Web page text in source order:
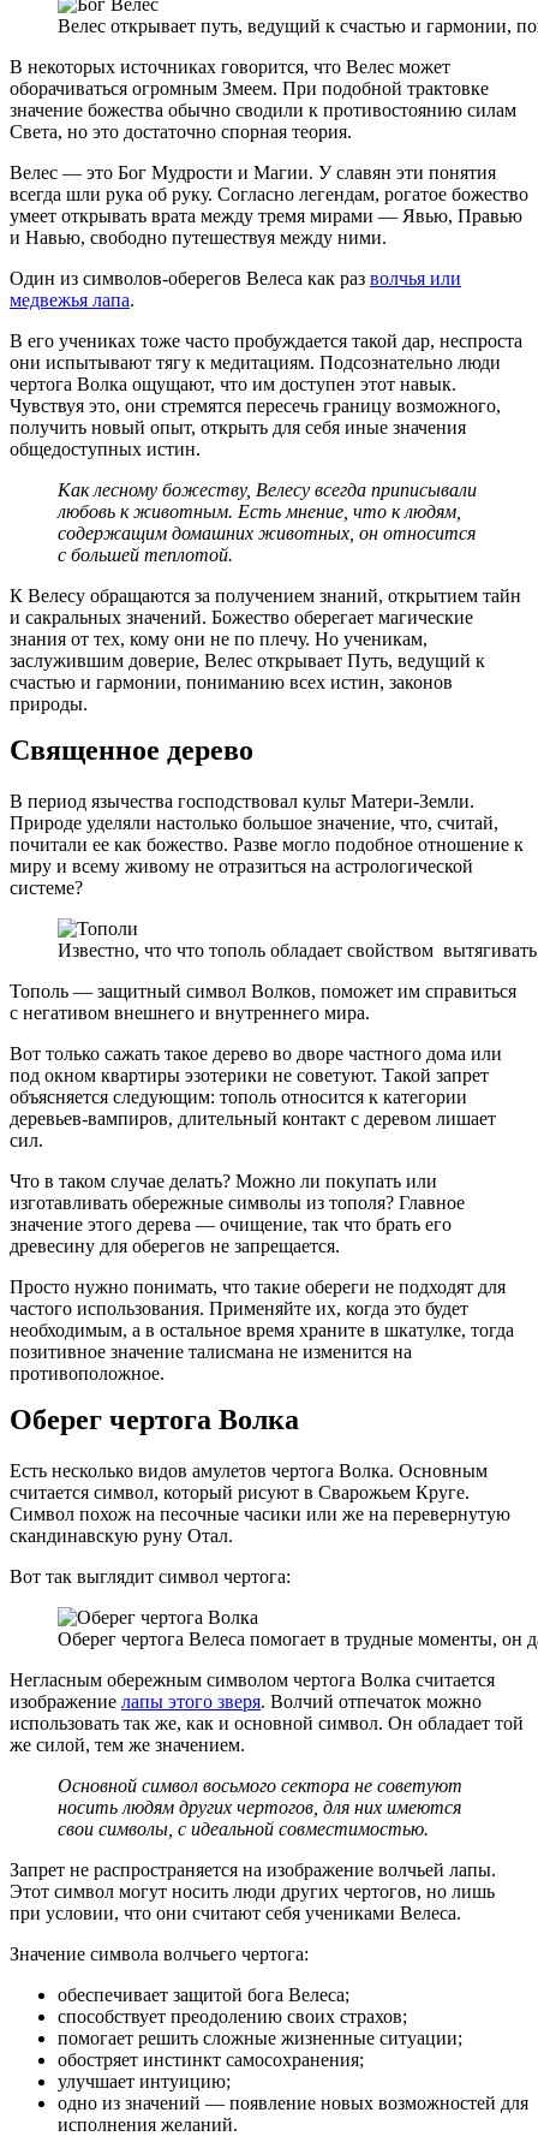
Велес открывает путь, ведущий к счастью и гармонии,
В некоторых источниках говорится, что Велес может
оборачиваться огромным Змеем. При подобной трактовке
значение божества обычно сводили к противостоянию силам
Света, но это достаточно спорная теория.
Велес — это Бог Мудрости и Магии. У славян эти понятия
всегда шли рука об руку. Согласно легендам, рогатое божество
умеет открывать врата между тремя мирами — Явью, Правью
и Навью, свободно путешествуя между ними.
Один из символов-оберегов Велеса как раз волчья или
медвежья лапа.
В его учениках тоже часто пробуждается такой дар, неспроста
они испытывают тягу к медитациям. Подсознательно люди
чертога Волка ощущают, что им доступен этот навык.
Чувствуя это, они стремятся пересечь границу возможного,
получить новый опыт, открыть для себя иные значения
общедоступных истин.
Как лесному божеству, Велесу всегда приписывали
любовь к животным. Есть мнение, что к людям,
содержащим домашних животных, он относится
с большей теплотой.
К Велесу обращаются за получением знаний, открытием тайн
и сакральных значений. Божество оберегает магические
знания от тех, кому они не по плечу. Но ученикам,
заслужившим доверие, Велес открывает Путь, ведущий к
счастью и гармонии, пониманию всех истин, законов
природы.
Священное дерево
В период язычества господствовал культ Матери-Земли.
Природе уделяли настолько большое значение, что, считай,
почитали ее как божество. Разве могло подобное отношение к
миру и всему живому не отразиться на астрологической
системе?
Известно, что что тополь обладает свойством
Тополь — защитный символ Волков, поможет им справиться
с негативом внешнего и внутреннего мира.
Вот только сажать такое дерево во дворе частного дома или
под окном квартиры эзотерики не советуют. Такой запрет
объясняется следующим: тополь относится к категории
деревьев-вампиров, длительный контакт с деревом лишает
сил.
Что в таком случае делать? Можно ли покупать или
изготавливать обережные символы из тополя? Главное
значение этого дерева — очищение, так что брать его
древесину для оберегов не запрещается.
Просто нужно понимать, что такие обереги не подходят для
частого использования. Применяйте их, когда это будет
необходимым, а в остальное время храните в шкатулке, тогда
позитивное значение талисмана не изменится на
противоположное.
Оберег чертога Волка
Есть несколько видов амулетов чертога Волка. Основным
считается символ, который рисуют в Сварожьем Круге.
Символ похож на песочные часики или же на перевернутую
скандинавскую руну Отал.
Вот так выглядит символ чертога:
Оберег чертога Велеса помогает в трудные моменты, он
Негласным обережным символом чертога Волка считается
изображение лапы этого зверя. Волчий отпечаток можно
использовать так же, как и основной символ. Он обладает той
же силой, тем же значением.
Основной символ восьмого сектора не советуют
носить людям других чертогов, для них имеются
свои символы, с идеальной совместимостью.
Запрет не распространяется на изображение волчьей лапы.
Этот символ могут носить люди других чертогов, но лишь
при условии, что они считают себя учениками Велеса.
Значение символа волчьего чертога:
обеспечивает защитой бога Велеса;
способствует преодолению своих страхов;
помогает решить сложные жизненные ситуации;
обостряет инстинкт самосохранения;
улучшает интуицию;
одно из значений — появление новых возможностей для
исполнения желаний.